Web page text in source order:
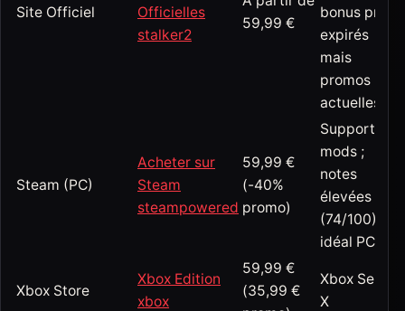
Site Officiel
Officielles
stalker2
59,99 €
bonus préco
expirés
mais
promos
actuelles.
Steam (PC)
Acheter sur
Steam
steampowered
59,99 €
(-40%
promo)
Support
mods ;
notes
élevées
(74/100) ;
idéal PC.
Xbox Store
Xbox Edition
xbox
59,99 €
(35,99 €
Xbox Series
X